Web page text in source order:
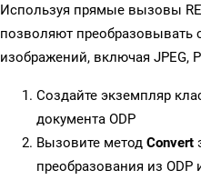
Используя прямые вызовы
позволяют
изображений, включая JPEG,
Создайте экземпляр
документа ODP
Вызовите метод Convert
преобразования из